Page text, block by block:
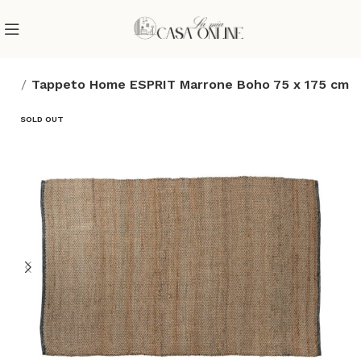
Tappeto Home ESPRIT Marrone Boho 75 x 175 cm
SOLD OUT